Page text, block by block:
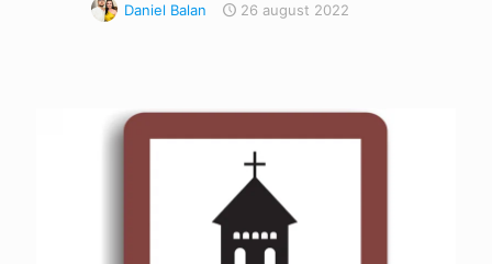
Daniel Balan 26 august 2022